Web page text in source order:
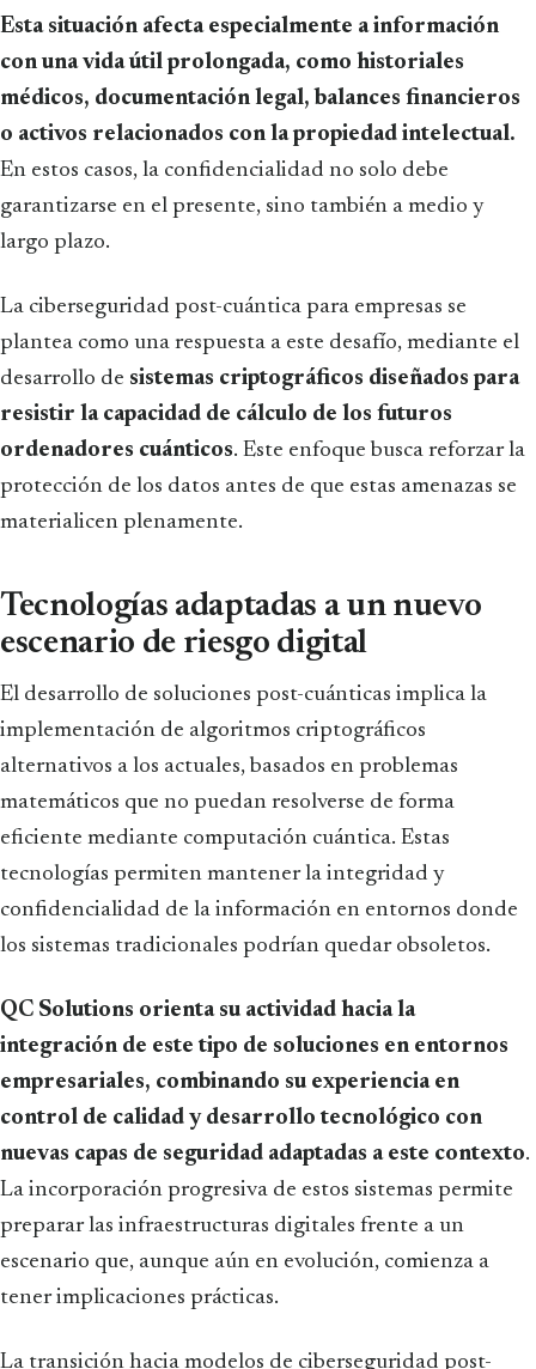
Esta situación afecta especialmente a información
con una vida útil prolongada, como historiales
médicos, documentación legal, balances financieros
o activos relacionados con la propiedad intelectual.
En estos casos, la confidencialidad no solo debe
garantizarse en el presente, sino también a medio y
largo plazo.
La ciberseguridad post-cuántica para empresas se
plantea como una respuesta a este desafío, mediante el
desarrollo de sistemas criptográficos diseñados para
resistir la capacidad de cálculo de los futuros
ordenadores cuánticos. Este enfoque busca reforzar la
protección de los datos antes de que estas amenazas se
materialicen plenamente.
Tecnologías adaptadas a un nuevo
escenario de riesgo digital
El desarrollo de soluciones post-cuánticas implica la
implementación de algoritmos criptográficos
alternativos a los actuales, basados en problemas
matemáticos que no puedan resolverse de forma
eficiente mediante computación cuántica. Estas
tecnologías permiten mantener la integridad y
confidencialidad de la información en entornos donde
los sistemas tradicionales podrían quedar obsoletos.
QC Solutions orienta su actividad hacia la
integración de este tipo de soluciones en entornos
empresariales, combinando su experiencia en
control de calidad y desarrollo tecnológico con
nuevas capas de seguridad adaptadas a este contexto.
La incorporación progresiva de estos sistemas permite
preparar las infraestructuras digitales frente a un
escenario que, aunque aún en evolución, comienza a
tener implicaciones prácticas.
La transición hacia modelos de ciberseguridad post-